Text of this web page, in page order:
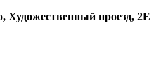
Художественный проезд, 2Е